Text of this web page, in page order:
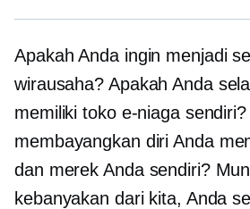
Apakah Anda ingin menjadi
wirausaha? Apakah Anda
memiliki toko e-niaga
membayangkan diri Anda
dan merek Anda sendiri?
kebanyakan dari kita, Anda